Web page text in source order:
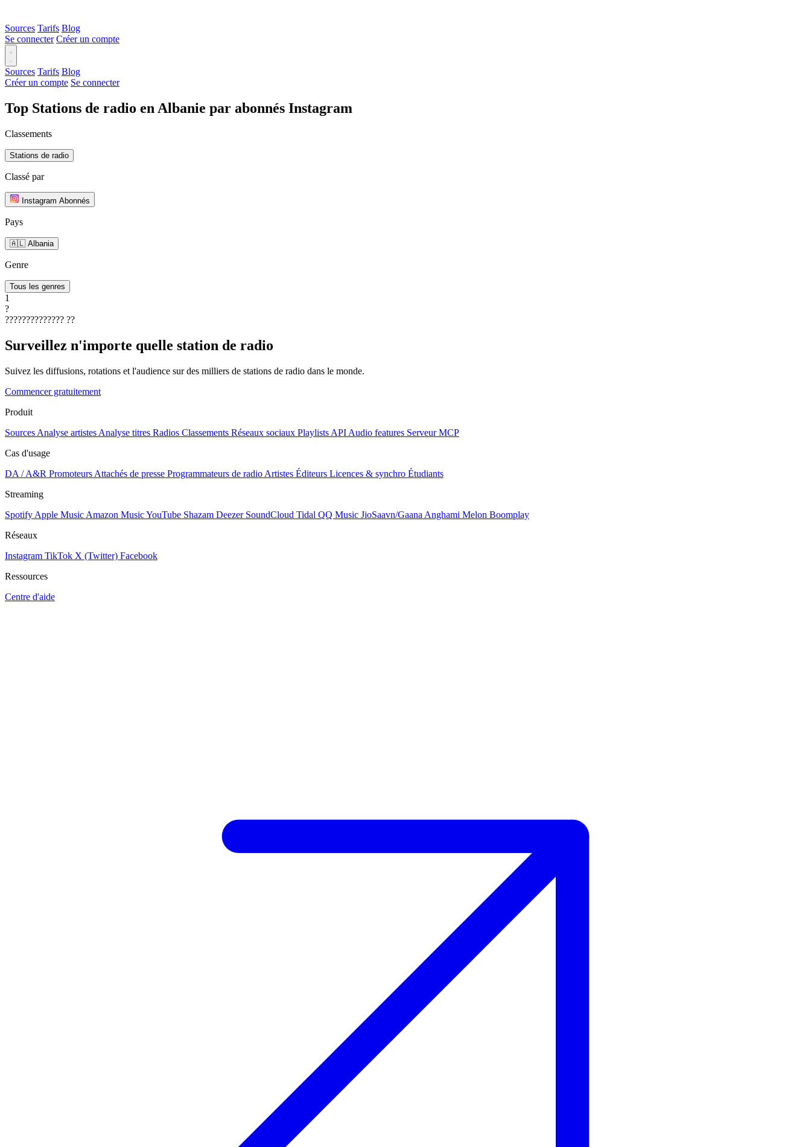
Sources Tarifs Blog
Se connecter Créer un compte
Sources Tarifs Blog
Créer un compte Se connecter
Top Stations de radio en Albanie par abonnés Instagram
Classements
Stations de radio
Classé par
Instagram Abonnés
Pays
🇦🇱 Albania
Genre
Tous les genres
1
?
?????????????? ??
Surveillez n'importe quelle station de radio
Suivez les diffusions, rotations et l'audience sur des milliers de stations de radio dans le monde.
Commencer gratuitement
Produit
Sources Analyse artistes Analyse titres Radios Classements Réseaux sociaux Playlists API Audio features Serveur MCP
Cas d'usage
DA / A&R Promoteurs Attachés de presse Programmateurs de radio Artistes Éditeurs Licences & synchro Étudiants
Streaming
Spotify Apple Music Amazon MusicYouTube Shazam Deezer SoundCloud Tidal QQ Music JioSaavn/Gaana Anghami Melon Boomplay
Réseaux
Instagram TikTok X (Twitter) Facebook
Ressources
Centre d'aide